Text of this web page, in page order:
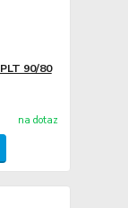
90/80
na dotaz